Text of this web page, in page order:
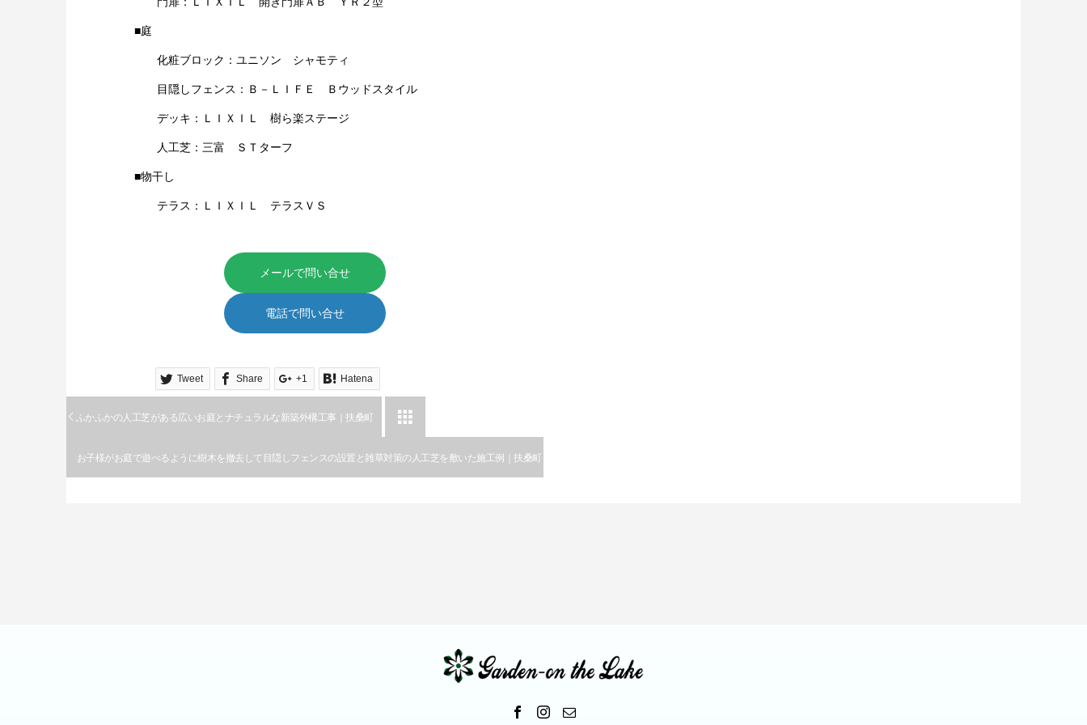
■庭
化粧ブロック：ユニソン シャモティ
目隠しフェンス：Ｂ－ＬＩＦＥ Ｂウッドスタイル
デッキ：ＬＩＸＩＬ 樹ら楽ステージ
人工芝：三富 ＳＴターフ
■物干し
テラス：ＬＩＸＩＬ テラスＶＳ
メールで問い合せ
電話で問い合せ
Tweet Share +1 Hatena
ふかふかの人工芝がある広いお庭とナチュラルな新築外構工事｜扶桑町 
お子様がお庭で遊べるように樹木を撤去して目隠しフェンスの設置と雑草対策の人工芝を敷いた施工例｜扶桑町